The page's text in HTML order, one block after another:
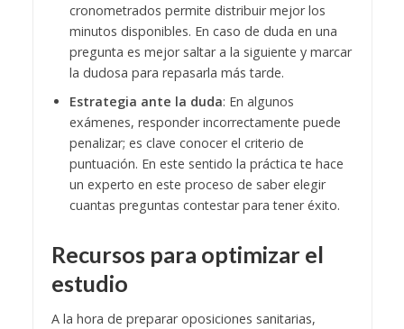
cronometrados permite distribuir mejor los
minutos disponibles. En caso de duda en una
pregunta es mejor saltar a la siguiente y marcar
la dudosa para repasarla más tarde.
Estrategia ante la duda: En algunos
exámenes, responder incorrectamente puede
penalizar; es clave conocer el criterio de
puntuación. En este sentido la práctica te hace
un experto en este proceso de saber elegir
cuantas preguntas contestar para tener éxito.
Recursos para optimizar el
estudio
A la hora de preparar oposiciones sanitarias,